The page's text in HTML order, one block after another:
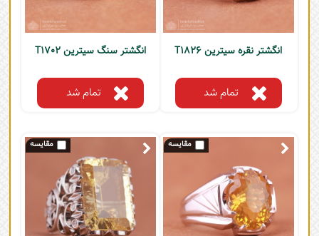
انگشتر نقره سیترین T1826
تمام شد
انگشتر سنگ سیترین T1702
تمام شد